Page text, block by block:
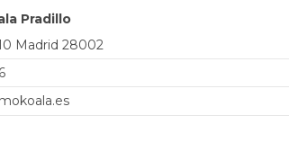
Pradillo
Madrid 28002